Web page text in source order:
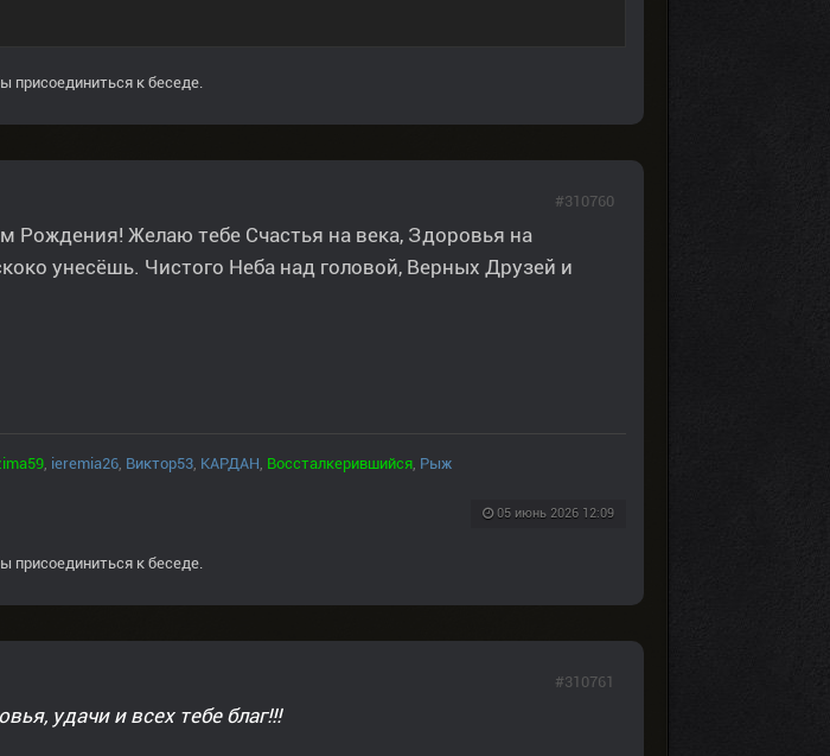
присоединиться к беседе.
Рождения! Желаю тебе Счастья на века, Здоровья на
унесёшь. Чистого Неба над головой, Верных Друзей и
, ieremia26, Виктор53, КАРДАН, Воссталкерившийся, Рыж
05 июнь 2026 12:09
#310760
присоединиться к беседе.
удачи и всех тебе благ!!!
#310761